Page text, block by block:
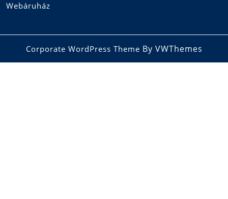
Webáruház
Corporate WordPress Theme By VWThemes
Scroll